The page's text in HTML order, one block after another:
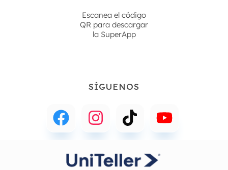
Escanea el código
QR para descargar
la SuperApp
SÍGUENOS